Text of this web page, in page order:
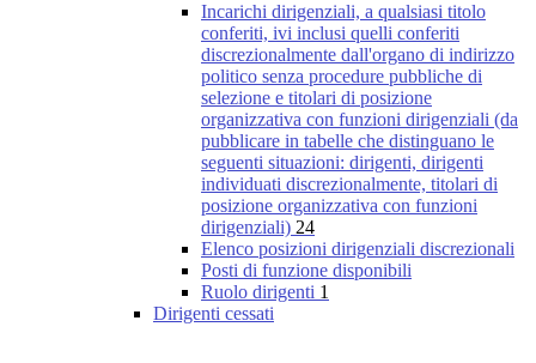
Incarichi dirigenziali, a qualsiasi titolo
conferiti, ivi inclusi quelli conferiti
discrezionalmente dall'organo di indirizzo
politico senza procedure pubbliche di
selezione e titolari di posizione
organizzativa con funzioni dirigenziali (da
pubblicare in tabelle che distinguano le
seguenti situazioni: dirigenti, dirigenti
individuati discrezionalmente, titolari di
posizione organizzativa con funzioni
dirigenziali) 24
Elenco posizioni dirigenziali discrezionali
Posti di funzione disponibili
Ruolo dirigenti 1
Dirigenti cessati